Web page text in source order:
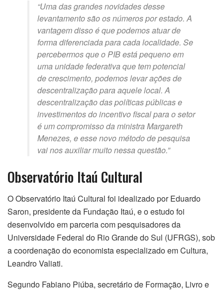
“Uma das grandes novidades desse
levantamento são os números por estado. A
vantagem disso é que podemos atuar de
forma diferenciada para cada localidade. Se
percebermos que o PIB está pequeno em
uma unidade federativa que tem potencial
de crescimento, podemos levar ações de
descentralização para aquele local. A
descentralização das políticas públicas e
investimentos do incentivo fiscal para o setor
é um compromisso da ministra Margareth
Menezes, e esse novo método de pesquisa
vai nos auxiliar muito nessa questão.”
Observatório Itaú Cultural
O Observatório Itaú Cultural foi idealizado por Eduardo
Saron, presidente da Fundação Itaú, e o estudo foi
desenvolvido em parceria com pesquisadores da
Universidade Federal do Rio Grande do Sul (UFRGS), sob
a coordenação do economista especializado em Cultura,
Leandro Valiati.
Segundo Fabiano Piúba, secretário de Formação, Livro e